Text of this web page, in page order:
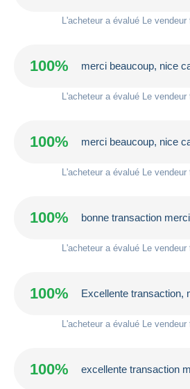
L'acheteur a évalué Le vendeur
100% merci beaucoup, nice
L'acheteur a évalué Le vendeur
100% merci beaucoup, nice
L'acheteur a évalué Le vendeur
100% bonne transaction merci
L'acheteur a évalué Le vendeur
100% Excellente transaction,
L'acheteur a évalué Le vendeur
100% excellente transaction